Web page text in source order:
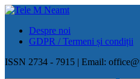
Despre noi
GDPR / Termeni și condiții
ISSN 2734 - 7915 | Email: